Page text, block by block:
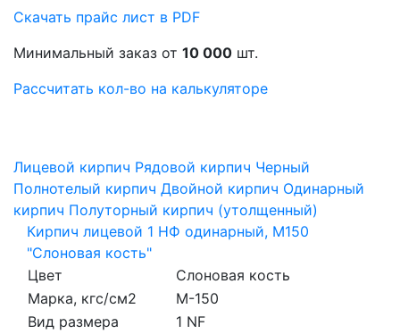
Скачать прайс лист в PDF
Минимальный заказ от 10 000 шт.
Рассчитать кол-во на калькуляторе
Лицевой кирпич Рядовой кирпич Черный
Полнотелый кирпич Двойной кирпич Одинарный
кирпич Полуторный кирпич (утолщенный)
Кирпич лицевой 1 НФ одинарный, M150
"Слоновая кость"
Цвет
Слоновая кость
Марка, кгс/см2
M-150
Вид размера
1 NF